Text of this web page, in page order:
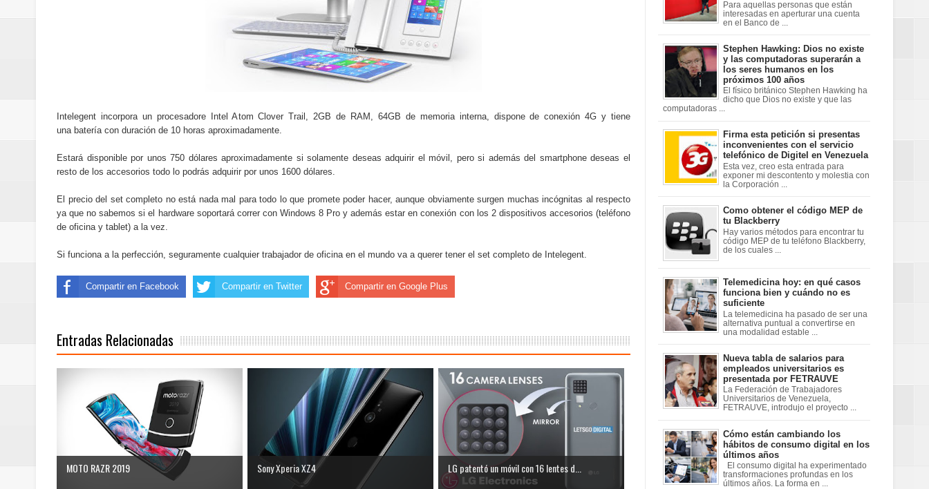
Intelegent incorpora un procesadore Intel Atom Clover Trail, 2GB de RAM, 64GB de memoria interna, dispone de conexión 4G y tiene
una batería con duración de 10 horas aproximadamente.
Estará disponible por unos 750 dólares aproximadamente si solamente deseas adquirir el móvil, pero si además del smartphone deseas el
resto de los accesorios todo lo podrás adquirir por unos 1600 dólares.
El precio del set completo no está nada mal para todo lo que promete poder hacer, aunque obviamente surgen muchas incógnitas al respecto
ya que no sabemos si el hardware soportará correr con Windows 8 Pro y además estar en conexión con los 2 dispositivos accesorios (teléfono
de oficina y tablet) a la vez.
Si funciona a la perfección, seguramente cualquier trabajador de oficina en el mundo va a querer tener el set completo de Intelegent.
Compartir en Facebook Compartir en Twitter Compartir en Google Plus
Entradas Relacionadas
MOTO RAZR 2019 Sony Xperia XZ4 LG patentó un móvil con 16 lentes d...
Para aquellas personas que están
interesadas en aperturar una cuenta
en el Banco de ...
Stephen Hawking: Dios no existe
y las computadoras superarán a
los seres humanos en los
próximos 100 años
El físico británico Stephen Hawking ha
dicho que Dios no existe y que las
computadoras ...
Firma esta petición si presentas
inconvenientes con el servicio
telefónico de Digitel en Venezuela
Esta vez, creo esta entrada para
exponer mi descontento y molestia con
la Corporación ...
Como obtener el código MEP de
tu Blackberry
Hay varios métodos para encontrar tu
código MEP de tu teléfono Blackberry,
de los cuales ...
Telemedicina hoy: en qué casos
funciona bien y cuándo no es
suficiente
La telemedicina ha pasado de ser una
alternativa puntual a convertirse en
una modalidad estable ...
Nueva tabla de salarios para
empleados universitarios es
presentada por FETRAUVE
La Federación de Trabajadores
Universitarios de Venezuela,
FETRAUVE, introdujo el proyecto ...
Cómo están cambiando los
hábitos de consumo digital en los
últimos años
El consumo digital ha experimentado
transformaciones profundas en los
últimos años. La forma en ...